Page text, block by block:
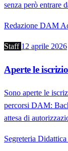
senza però entrare
Redazione DAM
Staff 12 aprile 2026
Aperte le
Sono aperte le
percorsi DAM:
attesa di
Segreteria